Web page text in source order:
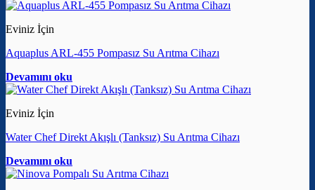
Eviniz İçin
Aquaplus ARL-455 Pompasız Su Arıtma Cihazı
Devamını oku
Eviniz İçin
Water Chef Direkt Akışlı (Tanksız) Su Arıtma Cihazı
Devamını oku